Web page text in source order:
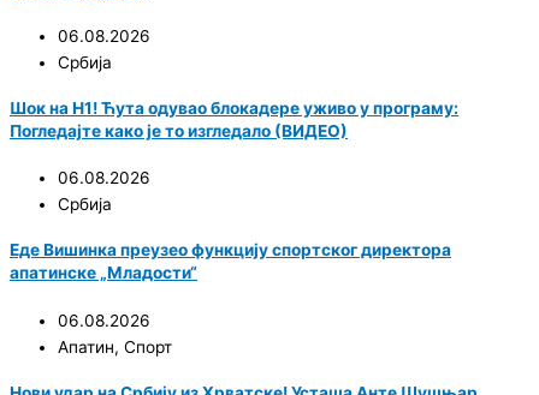
06.08.2026
Србија
Шок на Н1! Ћута одувао блокадере уживо у програму:
Погледајте како је то изгледало (ВИДЕО)
06.08.2026
Србија
Еде Вишинка преузео функцију спортског директора
апатинске „Младости“
06.08.2026
Апатин, Спорт